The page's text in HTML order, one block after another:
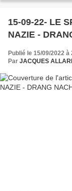
15-09-22- LE
NAZIE -
Publié le 15/09/2022 à
Par JACQUES